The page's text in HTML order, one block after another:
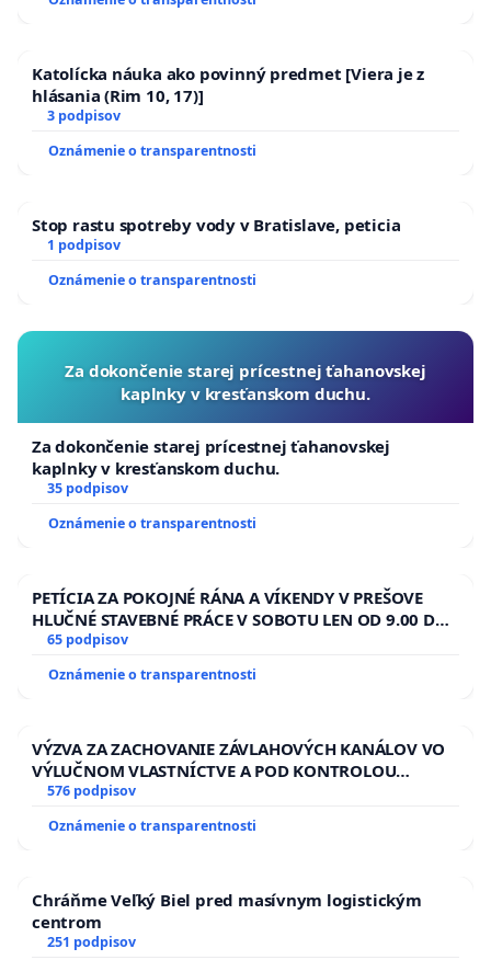
Katolícka náuka ako povinný predmet [Viera je z
hlásania (Rim 10, 17)]
3 podpisov
Oznámenie o transparentnosti
Stop rastu spotreby vody v Bratislave, peticia
1 podpisov
Oznámenie o transparentnosti
Za dokončenie starej prícestnej ťahanovskej
kaplnky v kresťanskom duchu.
Za dokončenie starej prícestnej ťahanovskej
kaplnky v kresťanskom duchu.
35 podpisov
Oznámenie o transparentnosti
PETÍCIA ZA POKOJNÉ RÁNA A VÍKENDY V PREŠOVE
HLUČNÉ STAVEBNÉ PRÁCE V SOBOTU LEN OD 9.00 DO
13.00 HOD., CEZ PRACOVNÝ TÝŽDEŇ CIEĽ 8.00 – 18.00
ĎUMBIERSKEJ/MAGU
65 podpisov
Oznámenie o transparentnosti
VÝZVA ZA ZACHOVANIE ZÁVLAHOVÝCH KANÁLOV VO
VÝLUČNOM VLASTNÍCTVE A POD KONTROLOU
SLOVENSKEJ REPUBLIKY & žiadosť na riešenie
kanálov na Slovensku
576 podpisov
Oznámenie o transparentnosti
Chráňme Veľký Biel pred masívnym logistickým
centrom
251 podpisov